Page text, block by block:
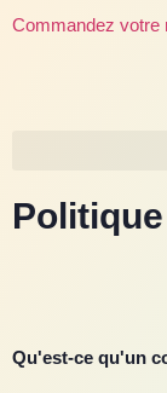
Commandez votre
Qu'est-ce qu'un